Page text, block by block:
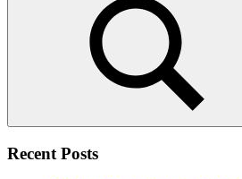
Recent Posts